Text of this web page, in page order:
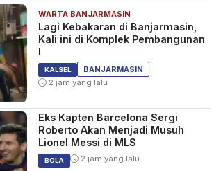
WARTA BANJARMASIN
Lagi Kebakaran di Banjarmasin,
Kali ini di Komplek Pembangunan
I
KALSEL
BANJARMASIN
2 jam yang lalu
Eks Kapten Barcelona Sergi
Roberto Akan Menjadi Musuh
Lionel Messi di MLS
BOLA 2 jam yang lalu